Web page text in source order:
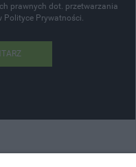
prawnych dot. przetwarzania
Polityce Prywatności.